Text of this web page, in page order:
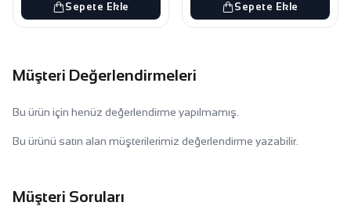
Sepete Ekle Sepete Ekle
Müşteri Değerlendirmeleri
Bu ürün için henüz değerlendirme yapılmamış.
Bu ürünü satın alan müşterilerimiz değerlendirme yazabilir.
Müşteri Soruları